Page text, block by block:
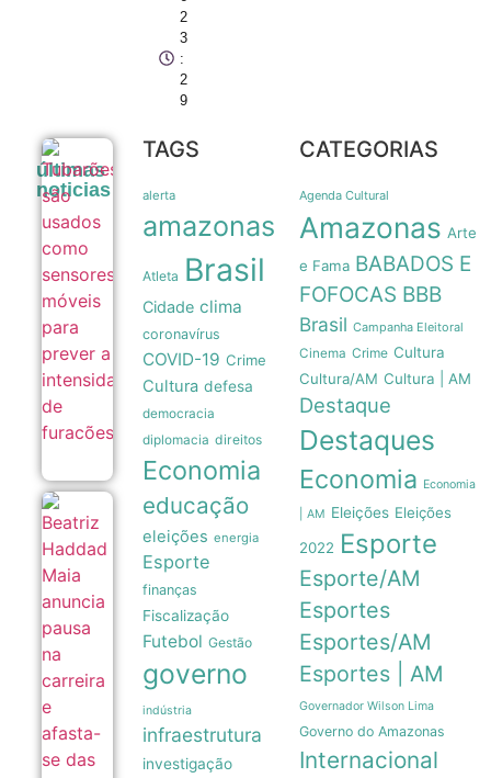
2
3
:
2
9
últimas
noticias
Tubarões
como
móveis
intensidade
furacões
08/08
Beatriz
Haddad
Maia
anuncia
pausa
carreira
afasta-
se das
quadras
08/08
TAGS
alerta
amazonas
Atleta Brasil
Cidade clima
coronavírus
COVID-19 Crime
Cultura defesa
democracia
diplomacia direitos
Economia
educação
eleições energia
Esporte
finanças
Fiscalização
Futebol Gestão
governo
indústria
infraestrutura
investigação
CATEGORIAS
Agenda Cultural
Amazonas Arte
e Fama BABADOS E
FOFOCAS BBB
Brasil Campanha Eleitoral
Cinema Crime Cultura
Cultura/AM Cultura | AM
Destaque
Destaques
Economia Economia
| AM Eleições Eleições
2022 Esporte
Esporte/AM
Esportes
Esportes/AM
Esportes | AM
Governador Wilson Lima
Governo do Amazonas
Internacional